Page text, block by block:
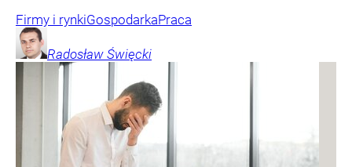
Firmy i rynkiGospodarkaPraca
Radosław Święcki